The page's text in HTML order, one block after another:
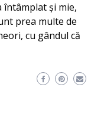
întâmplat și mie,
prea multe de
cu gândul că